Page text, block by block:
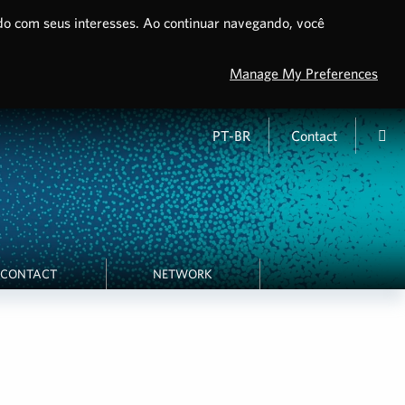
com seus interesses. Ao continuar navegando, você
Manage My Preferences
PT-BR Contact
CONTACT NETWORK